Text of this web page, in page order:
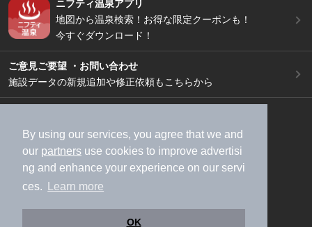
By using our services, you agree that we and
our partners use cookies to improve advertisi
ng and enhance your experience on our servi
ces.
Learn more
OK
ニフティ温泉アプリ
地図から温泉検索！お得な限定クーポンも！
今すぐダウンロード！
ご意見ご要望 ・お問い合わせ
施設データの新規追加や修正依頼もこちらから
加盟店募集（資料請求）
広告出稿のご案内
利用規約
ライフスタイルMEMBERS+規約
特定商取引法に基づく表記
ヘルプ
採用情報
運営会社